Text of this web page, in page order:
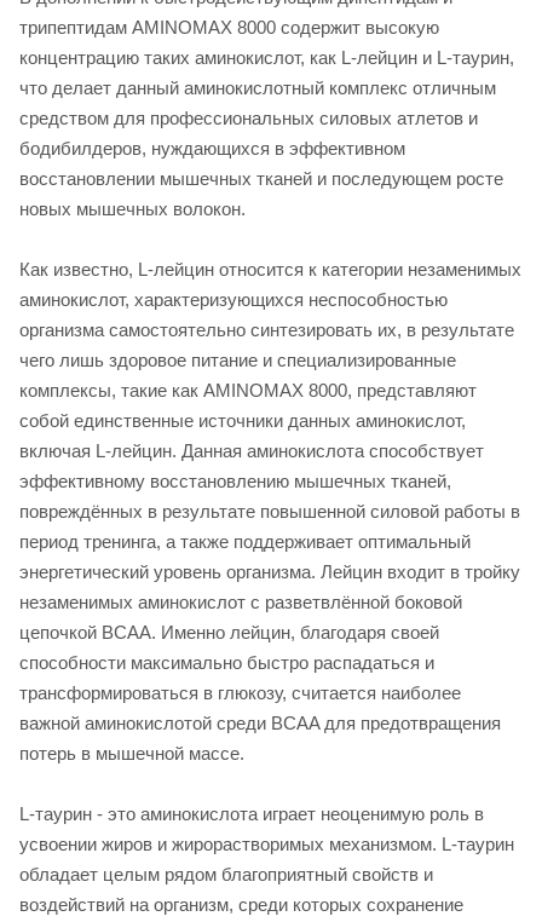
трипептидам AMINOMAX 8000 содержит высокую
концентрацию таких аминокислот, как L-лейцин и L-таурин,
что делает данный аминокислотный комплекс отличным
средством для профессиональных силовых атлетов и
бодибилдеров, нуждающихся в эффективном
восстановлении мышечных тканей и последующем росте
новых мышечных волокон.
Как известно, L-лейцин относится к категории незаменимых
аминокислот, характеризующихся неспособностью
организма самостоятельно синтезировать их, в результате
чего лишь здоровое питание и специализированные
комплексы, такие как AMINOMAX 8000, представляют
собой единственные источники данных аминокислот,
включая L-лейцин. Данная аминокислота способствует
эффективному восстановлению мышечных тканей,
повреждённых в результате повышенной силовой работы в
период тренинга, а также поддерживает оптимальный
энергетический уровень организма. Лейцин входит в тройку
незаменимых аминокислот с разветвлённой боковой
цепочкой BCAA. Именно лейцин, благодаря своей
способности максимально быстро распадаться и
трансформироваться в глюкозу, считается наиболее
важной аминокислотой среди BCAA для предотвращения
потерь в мышечной массе.
L-таурин - это аминокислота играет неоценимую роль в
усвоении жиров и жирорастворимых механизмом. L-таурин
обладает целым рядом благоприятный свойств и
воздействий на организм, среди которых сохранение